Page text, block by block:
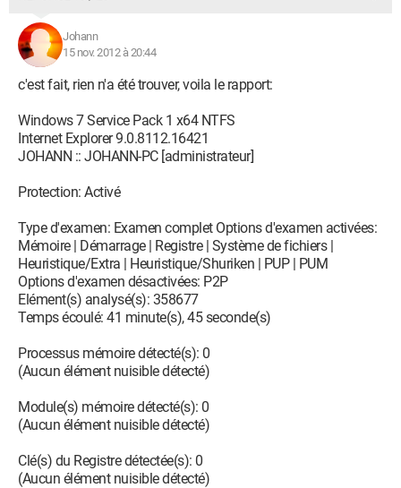
Johann
15 nov. 2012 à 20:44
c'est fait, rien n'a été trouver, voila le rapport:
Windows 7 Service Pack 1 x64 NTFS
Internet Explorer 9.0.8112.16421
JOHANN :: JOHANN-PC [administrateur]
Protection: Activé
Type d'examen: Examen complet Options d'examen activées:
Mémoire | Démarrage | Registre | Système de fichiers |
Heuristique/Extra | Heuristique/Shuriken | PUP | PUM
Options d'examen désactivées: P2P
Elément(s) analysé(s): 358677
Temps écoulé: 41 minute(s), 45 seconde(s)
Processus mémoire détecté(s): 0
(Aucun élément nuisible détecté)
Module(s) mémoire détecté(s): 0
(Aucun élément nuisible détecté)
Clé(s) du Registre détectée(s): 0
(Aucun élément nuisible détecté)